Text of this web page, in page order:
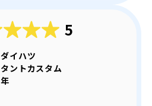
5
ダイハツ
タントカスタム
年